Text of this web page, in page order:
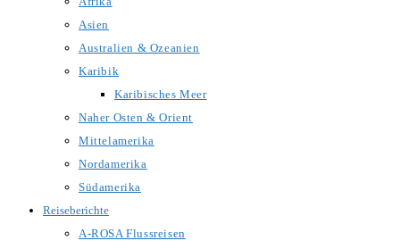
Asien
Australien & Ozeanien
Karibik
Karibisches Meer
Naher Osten & Orient
Mittelamerika
Nordamerika
Südamerika
Reiseberichte
A-ROSA Flussreisen